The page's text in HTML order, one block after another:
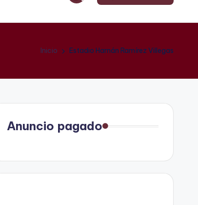
Inicio Estadio Harnán Ramírez Villegas
Anuncio pagado